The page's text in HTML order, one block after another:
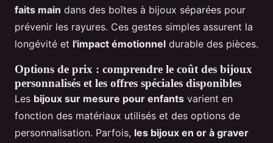
faits main dans des boîtes à bijoux séparées pour
prévenir les rayures. Ces gestes simples assurent la
longévité et l'impact émotionnel durable des pièces.
Options de prix : comprendre le coût des bijoux
personnalisés et les offres spéciales disponibles
Les bijoux sur mesure pour enfants varient en
fonction des matériaux utilisés et des options de
personnalisation. Parfois, les bijoux en or à graver